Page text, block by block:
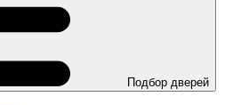
Подбор дверей